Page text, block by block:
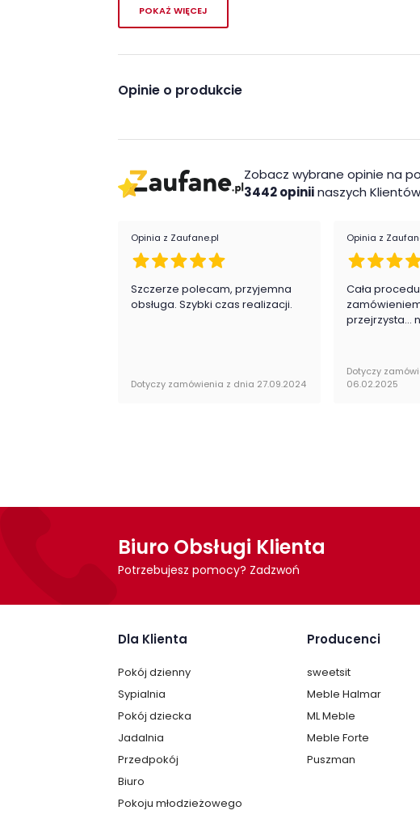
Możesz być pewny, że inwestując w nasze łóżko
aranżacji. Dodatkowo,masz możliwość
filmem. Łóżko młodzieżowe Ly-08 oferuje nie tylko
nowoczesna stylistyka
Wykonanie
płyta laminowana
samodzielnego montażu.
POKAŻ WIĘCEJ
Opinie o produkcie
Zobacz wybrane opinie na
3442 opiniinaszych Klientów
Opinia z Zaufane.pl
Szczerze polecam, przyjemna
obsługa. Szybki czas realizacji.
Dotyczy zamówienia z dnia 27.09.2024
Opinia z
Cała
przejrzysta...
Dotyczy
06.02.2025
Biuro Obsługi Klienta
Potrzebujesz pomocy? Zadzwoń
Dla Klienta
Pokój dzienny
Sypialnia
Pokój dziecka
Jadalnia
Przedpokój
Biuro
Pokoju młodzieżowego
Producenci
sweetsit
Meble Halmar
ML Meble
Meble Forte
Puszman